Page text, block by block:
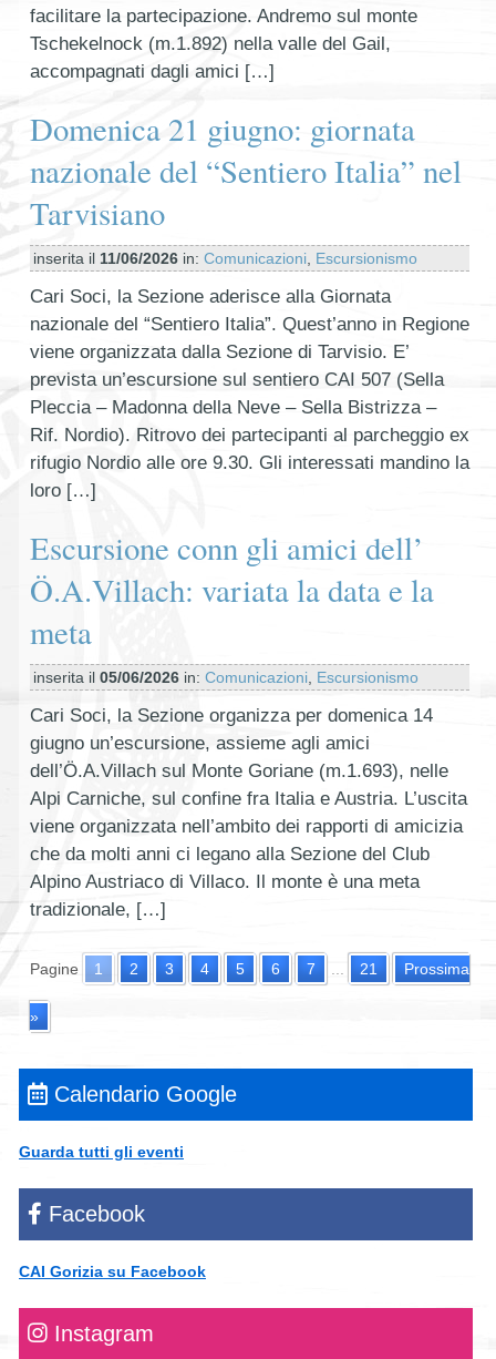
facilitare la partecipazione. Andremo sul monte
Tschekelnock (m.1.892) nella valle del Gail,
accompagnati dagli amici […]
Domenica 21 giugno: giornata
nazionale del “Sentiero Italia” nel
Tarvisiano
inserita il 11/06/2026 in: Comunicazioni Escursionismo
Cari Soci, la Sezione aderisce alla Giornata
nazionale del “Sentiero Italia”. Quest’anno in Regione
viene organizzata dalla Sezione di Tarvisio. E’
prevista un’escursione sul sentiero CAI 507 (Sella
Pleccia – Madonna della Neve – Sella Bistrizza –
Rif. Nordio). Ritrovo dei partecipanti al parcheggio ex
rifugio Nordio alle ore 9.30. Gli interessati mandino la
loro […]
Escursione conn gli amici dell’
Ö.A.Villach: variata la data e la
meta
inserita il 05/06/2026 in: Comunicazioni Escursionismo
Cari Soci, la Sezione organizza per domenica 14
giugno un’escursione, assieme agli amici
dell’Ö.A.Villach sul Monte Goriane (m.1.693), nelle
Alpi Carniche, sul confine fra Italia e Austria. L’uscita
viene organizzata nell’ambito dei rapporti di amicizia
che da molti anni ci legano alla Sezione del Club
Alpino Austriaco di Villaco. Il monte è una meta
tradizionale, […]
Pagine 1 2 3 4 5 6 7 21 Prossima
»
Calendario Google
Guarda tutti gli eventi
Facebook
CAI Gorizia su Facebook
Instagram